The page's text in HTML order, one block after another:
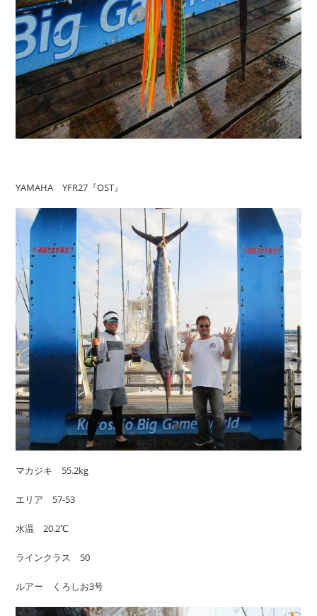
YAMAHA YFR27『OST』
マカジキ 55.2kg
エリア 57-53
水温 20.2℃
ラインクラス 50
ルアー くろしお3号